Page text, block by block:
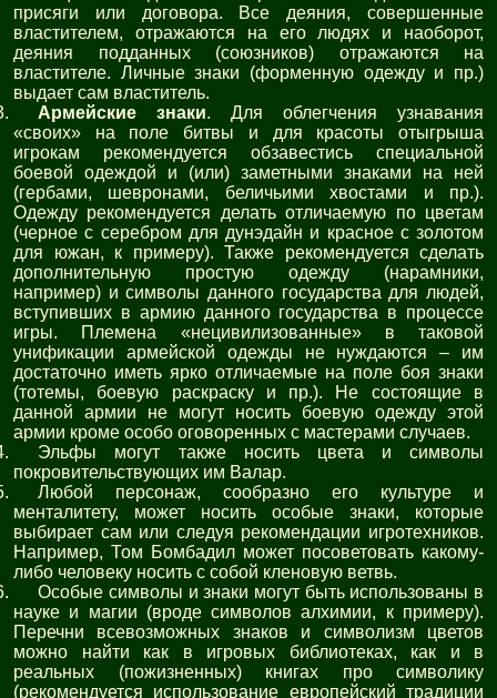
присяги или договора. Все деяния, совершенные
властителем, отражаются на его людях и наоборот,
деяния подданных (союзников) отражаются на
властителе. Личные знаки (форменную одежду и пр.)
выдает сам властитель.
Армейские знаки. Для облегчения узнавания
«своих» на поле битвы и для красоты отыгрыша
игрокам рекомендуется обзавестись специальной
боевой одеждой и (или) заметными знаками на ней
(гербами, шевронами, беличьими хвостами и пр.).
Одежду рекомендуется делать отличаемую по цветам
(черное с серебром для дунэдайн и красное с золотом
для южан, к примеру). Также рекомендуется сделать
дополнительную простую одежду (нарамники,
например) и символы данного государства для людей,
вступивших в армию данного государства в процессе
игры. Племена «нецивилизованные» в таковой
унификации армейской одежды не нуждаются – им
достаточно иметь ярко отличаемые на поле боя знаки
(тотемы, боевую раскраску и пр.). Не состоящие в
данной армии не могут носить боевую одежду этой
армии кроме особо оговоренных с мастерами случаев.
Эльфы могут также носить цвета и символы
покровительствующих им Валар.
Любой персонаж, сообразно его культуре и
менталитету, может носить особые знаки, которые
выбирает сам или следуя рекомендации игротехников.
Например, Том Бомбадил может посоветовать какому-
либо человеку носить с собой кленовую ветвь.
Особые символы и знаки могут быть использованы в
науке и магии (вроде символов алхимии, к примеру).
Перечни всевозможных знаков и символизм цветов
можно найти как в игровых библиотеках, как и в
реальных (пожизненных) книгах про символику
(рекомендуется использование европейский традиции